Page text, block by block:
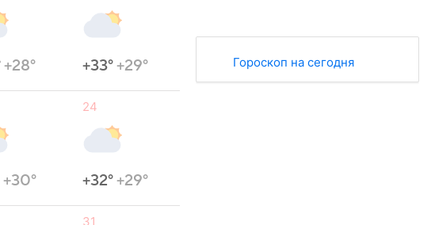
+28° +33°+29°
+30°
24
+32°+29°
31
Гороскоп на сегодня